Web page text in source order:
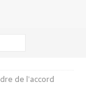
de l’accord